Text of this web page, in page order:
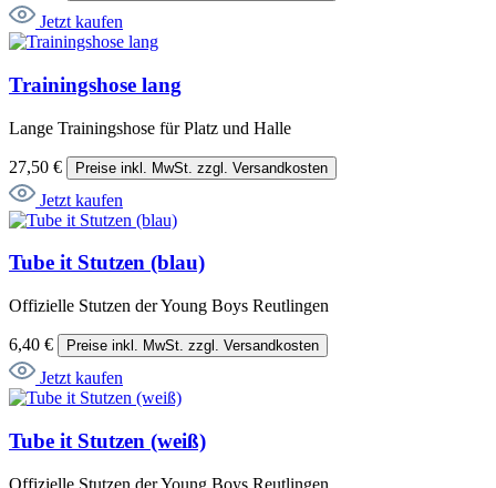
Jetzt kaufen
Trainingshose lang
Lange Trainingshose für Platz und Halle
27,50 € Preise inkl. MwSt. zzgl. Versandkosten
Jetzt kaufen
Tube it Stutzen (blau)
Offizielle Stutzen der Young Boys Reutlingen
6,40 € Preise inkl. MwSt. zzgl. Versandkosten
Jetzt kaufen
Tube it Stutzen (weiß)
Offizielle Stutzen der Young Boys Reutlingen